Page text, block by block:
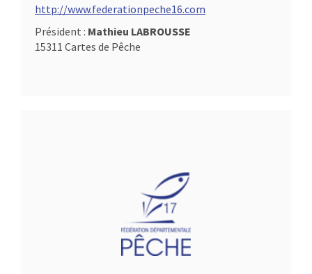
http://www.federationpeche16.com
Président : Mathieu LABROUSSE
15311 Cartes de Pêche